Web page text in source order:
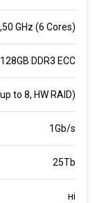
GHz (6 Cores)
128GB DDR3 ECC
to 8, HW RAID)
1Gb/s
25Tb
ні